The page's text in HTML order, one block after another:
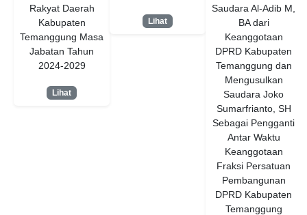
Rakyat Daerah
Kabupaten
Temanggung Masa
Jabatan Tahun
2024-2029
Lihat
Lihat
Saudara Al-Adib M,
BA dari
Keanggotaan
DPRD Kabupaten
Temanggung dan
Mengusulkan
Saudara Joko
Sumarfrianto, SH
Sebagai Pengganti
Antar Waktu
Keanggotaan
Fraksi Persatuan
Pembangunan
DPRD Kabupaten
Temanggung